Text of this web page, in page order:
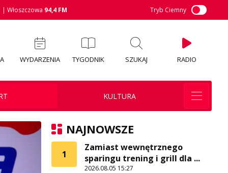
| Włoszczowa 94,4 FM Tryb Ciemny
WYDARZENIA TYGODNIK SZUKAJ RADIO
KULTURA
NAJNOWSZE
1
Zamiast wewnętrznego
sparingu trening i grill dla ...
2026.08.05 15:27